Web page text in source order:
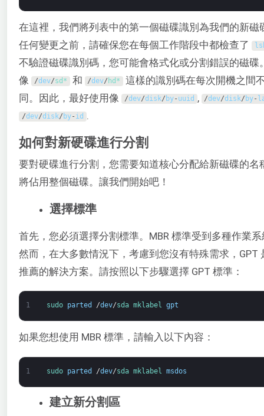
在這裡，我們將列表中的第一個磁碟識別為我們的新磁
任何變更之前，請確保您在每個工作階段中都檢查了
不驗證磁碟識別碼，您可能會格式化或分割錯誤的磁碟
像
/dev/sd* 和 /dev/ hd*
這樣的識別碼在每次開機之間
同。因此，最好使用像
/dev/disk/ by- uuid , /dev/disk/ by-
/dev/disk/ by- id .
如何對新硬碟進行分割
要對硬碟進行分割，您需要知道核心分配給新磁碟的名
將佔用整個磁碟。讓我們開始吧！
選擇標準
首先，您必須選擇分割標準。MBR 標準受到多種作業
然而，在大多數情況下，考慮到您沒有特殊需求，GPT
推薦的解決方案。請按照以下步驟選擇 GPT 標準：
1 sudo parted /dev/sda mklabel gpt
如果您想使用 MBR 標準，請輸入以下內容：
1 sudo parted /dev/sda mklabel msdos
建立新分割區